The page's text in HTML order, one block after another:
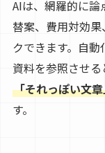
AIは、網羅的に論
替案、費用対効
クできます。自
資料を参照させ
「それっぽい文
す。